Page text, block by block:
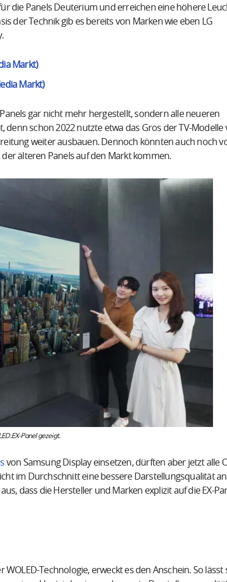
die Panels Deuterium und erreichen eine höhere
der Technik gib es bereits von Marken wie eben LG
Markt)
Markt)
gar nicht mehr hergestellt, sondern alle neueren
denn schon 2022 nutzte etwa das Gros der TV-Modelle
weiter ausbauen. Dennoch könnten auch noch
älteren Panels auf den Markt kommen.
Panel gezeigt.
von Samsung Display einsetzen, dürften aber jetzt alle
im Durchschnitt eine bessere Darstellungsqualität
dass die Hersteller und Marken explizit auf die EX-
WOLED-Technologie, erweckt es den Anschein. So lässt